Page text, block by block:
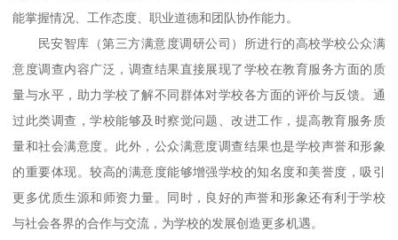
能掌握情况、工作态度、职业道德和团队协作能力。
民安智库（第三方满意度调研公司）所进行的高校学校公众满
意度调查内容广泛，调查结果直接展现了学校在教育服务方面的质
量与水平，助力学校了解不同群体对学校各方面的评价与反馈。通
过此类调查，学校能够及时察觉问题、改进工作，提高教育服务质
量和社会满意度。此外，公众满意度调查结果也是学校声誉和形象
的重要体现。较高的满意度能够增强学校的知名度和美誉度，吸引
更多优质生源和师资力量。同时，良好的声誉和形象还有利于学校
与社会各界的合作与交流，为学校的发展创造更多机遇。